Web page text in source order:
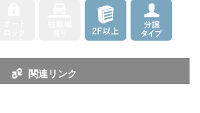
関連リンク